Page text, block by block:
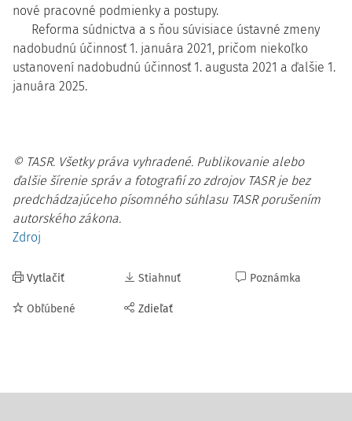
nové pracovné podmienky a postupy.
Reforma súdnictva a s ňou súvisiace ústavné zmeny
nadobudnú účinnosť 1. januára 2021, pričom niekoľko
ustanovení nadobudnú účinnosť 1. augusta 2021 a ďalšie 1.
januára 2025.
© TASR. Všetky práva vyhradené. Publikovanie alebo
ďalšie šírenie správ a fotografií zo zdrojov TASR je bez
predchádzajúceho písomného súhlasu TASR porušením
autorského zákona.
Zdroj
Vytlačiť
Obľúbené
Stiahnuť
Zdieľať
Poznámka